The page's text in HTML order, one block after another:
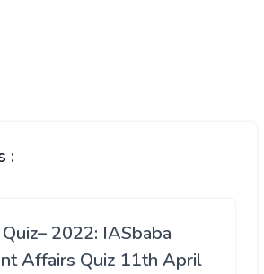
:
Quiz– 2022: IASbaba
Affairs Quiz 11th April